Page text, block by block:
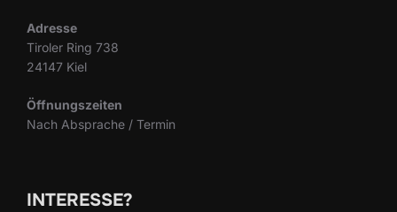
Adresse
Tiroler Ring 738
24147 Kiel
Öffnungszeiten
Nach Absprache / Termin
INTERESSE?